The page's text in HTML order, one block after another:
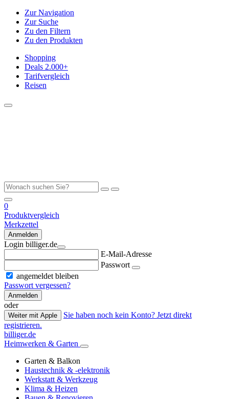
Zur Navigation
Zur Suche
Zu den Filtern
Zu den Produkten
Shopping
Deals 2.000+
Tarifvergleich
Reisen
0
Produktvergleich
Merkzettel
Anmelden
Login billiger.de
E-Mail-Adresse
Passwort
angemeldet bleiben
Passwort vergessen?
Anmelden
oder
Weiter mit Apple
Sie haben noch kein Konto? Jetzt direkt
registrieren.
billiger.de
Heimwerken & Garten
Garten & Balkon
Haustechnik & -elektronik
Werkstatt & Werkzeug
Klima & Heizen